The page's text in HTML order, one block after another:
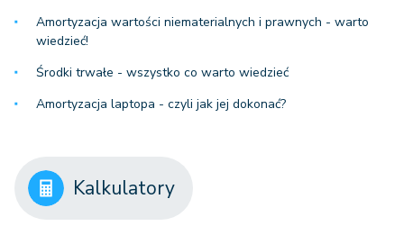
Amortyzacja wartości niematerialnych i prawnych - warto
wiedzieć!
Środki trwałe - wszystko co warto wiedzieć
Amortyzacja laptopa - czyli jak jej dokonać?
Kalkulatory